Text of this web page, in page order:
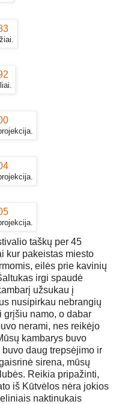
taškų per 45
kur pakeistas miesto
eilės prie kavinių
irgi spaudė
užsukau į
nusipirkau nebrangių
namo, o dabar
nerami, nes reikėjo
kambarys buvo
daug trepsėjimo ir
sirena, mūsų
Reikia pripažinti,
iš Kūtvėlos nėra jokios
naktinukais